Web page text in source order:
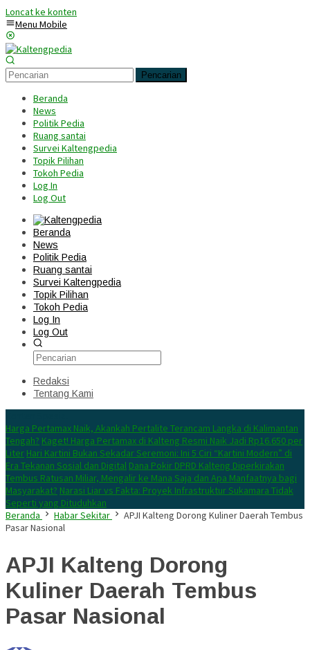
Loncat ke konten
Menu Mobile
Pencarian
Beranda
News
Politik Pedia
Ruang santai
Survei Kaltengpedia
Topik Pilihan
Tokoh Pedia
Log In
Log Out
Beranda
News
Politik Pedia
Ruang santai
Survei Kaltengpedia
Topik Pilihan
Tokoh Pedia
Log In
Log Out
Redaksi
Tentang Kami
Harga Pertamax Naik, Akankah Pertalite Terancam Langka di Kalimantan
Tengah? Kaget! Harga Pertamax di Kalteng Resmi Naik Jadi Rp16.650 per
Liter Hari Kartini Bukan Sekadar Seremoni: Ini 5 Ciri “Kartini Modern” di
Era Tekanan Sosial dan Digital Dana Pokir DPRD Kalteng Diperkirakan
Tembus Ratusan Miliar, Mengalir ke Mana Saja dan Apa Manfaatnya bagi
Masyarakat? Narasi Liar vs Fakta: Proyek Infrastruktur Sukamara Tidak
Seperti yang Dituduhkan
Beranda
Habar Sekitar
APJI Kalteng Dorong Kuliner Daerah Tembus
Pasar Nasional
APJI Kalteng Dorong
Kuliner Daerah Tembus
Pasar Nasional